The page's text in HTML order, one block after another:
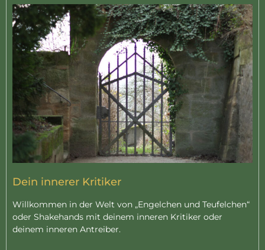
Dein innerer Kritiker
Willkommen in der Welt von „Engelchen und Teufelchen“
oder Shakehands mit deinem inneren Kritiker oder
deinem inneren Antreiber.